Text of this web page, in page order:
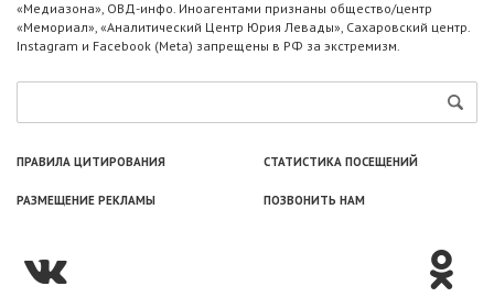
«Медиазона», ОВД-инфо. Иноагентами признаны общество/центр
«Мемориал», «Аналитический Центр Юрия Левады», Сахаровский центр.
Instagram и Facebook (Metа) запрещены в РФ за экстремизм.
ПРАВИЛА ЦИТИРОВАНИЯ СТАТИСТИКА ПОСЕЩЕНИЙ
РАЗМЕЩЕНИЕ РЕКЛАМЫ ПОЗВОНИТЬ НАМ